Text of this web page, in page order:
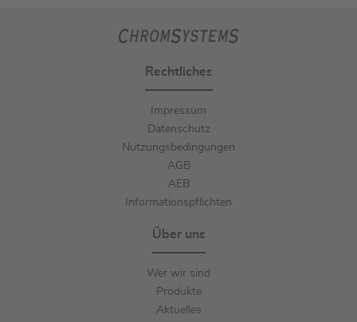
Rechtliches
Impressum
Datenschutz
Nutzungsbedingungen
AGB
AEB
Informationspflichten
Über uns
Wer wir sind
Produkte
Aktuelles